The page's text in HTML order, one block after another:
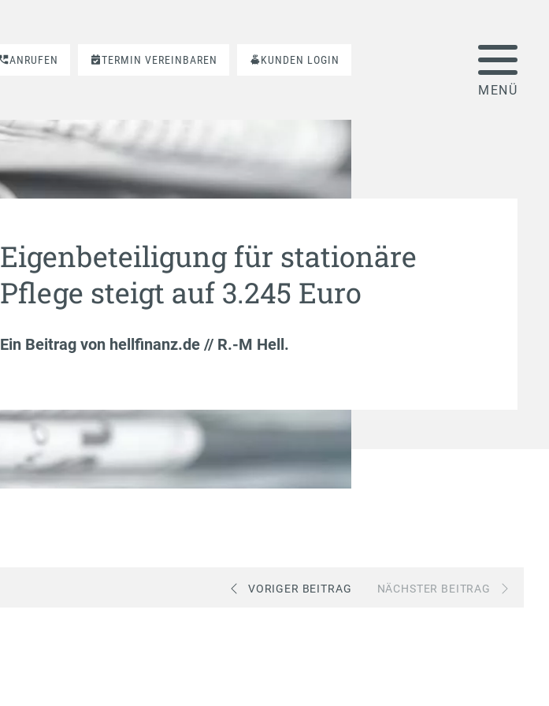
ANRUFEN TERMIN VEREINBAREN KUNDEN LOGIN
Eigenbeteiligung für stationäre
Pflege steigt auf 3.245 Euro
Ein Beitrag von hellfinanz.de // R.-M Hell.
VORIGER BEITRAG NÄCHSTER BEITRAG